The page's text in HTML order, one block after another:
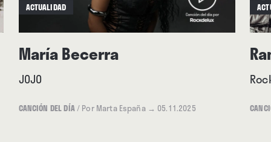
ACTUALIDAD
María Becerra
JOJO
CANCIÓN DEL DÍA/ Por Marta España → 05.11.2025